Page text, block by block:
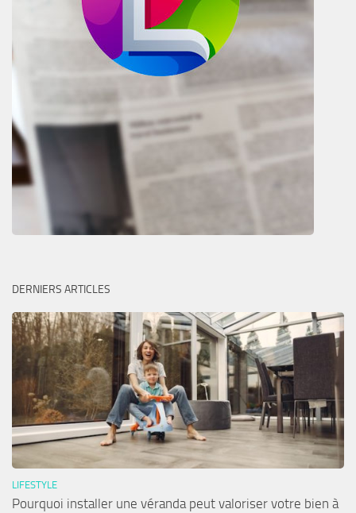
DERNIERS ARTICLES
LIFESTYLE
Pourquoi installer une véranda peut valoriser votre bien à